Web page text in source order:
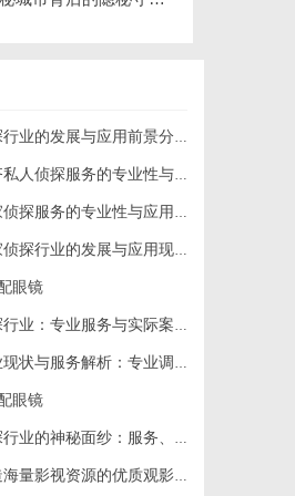
业的发展与应用前景分析
侦探服务的专业性与应用领域
服务的专业性与应用场景
探行业的发展与应用现状
眼镜
：专业服务与实际案例分析
服务解析：专业调查助您安心
眼镜
秘面纱：服务、优势与法律解析
影视资源的优质观影平台